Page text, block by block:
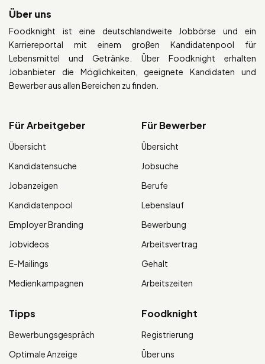
Über uns
Foodknight ist eine deutschlandweite Jobbörse und ein
Karriereportal mit einem großen Kandidatenpool für
Lebensmittel und Getränke. Über Foodknight erhalten
Jobanbieter die Möglichkeiten, geeignete Kandidaten und
Bewerber aus allen Bereichen zu finden.
Für Arbeitgeber
Übersicht
Kandidatensuche
Jobanzeigen
Kandidatenpool
Employer Branding
Jobvideos
E-Mailings
Medienkampagnen
Für Bewerber
Übersicht
Jobsuche
Berufe
Lebenslauf
Bewerbung
Arbeitsvertrag
Gehalt
Arbeitszeiten
Tipps
Bewerbungsgespräch
Optimale Anzeige
Foodknight
Registrierung
Über uns